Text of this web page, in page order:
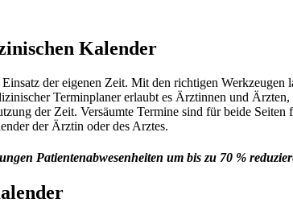
Kalender
der eigenen Zeit. Mit den richtigen Werkzeugen
Terminplaner erlaubt es Ärztinnen und
der Zeit. Versäumte Termine sind für beide
der Ärztin oder des Arztes.
Patientenabwesenheiten um bis zu 70 %